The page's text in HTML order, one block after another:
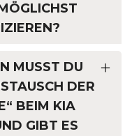
MUSST DU
DER
BEIM KIA
GIBT ES